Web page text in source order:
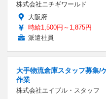
株式会社ニチギワールド
大阪府
時給1,500円～1,875円
派遣社員
大手物流倉庫スタッフ募集/
作業
株式会社エイブル・スタッフ